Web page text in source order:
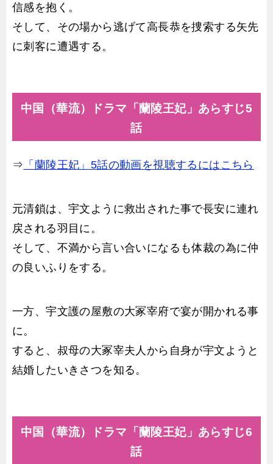
信感を抱く。
そして、その場から逃げて高長恭を捜索する矢先
に刺客に遭遇する。
中国（華流）ドラマ「蘭陵王妃」あらすじ5
話
⇒ 「蘭陵王妃」5話の動画を視聴するにはこちら
元清鎖は、宇文ように救出された事で長安に連れ
戻される羽目に。
そして、不満から言い合いになるも体裁の為に仲
の良いふりをする。
一方、宇文護の屋敷の大冢宰府で宴が開かれる事
に。
すると、叔母の大冢宰夫人から自身が宇文ようと
結婚したいきさつを知る。
中国（華流）ドラマ「蘭陵王妃」あらすじ6
話